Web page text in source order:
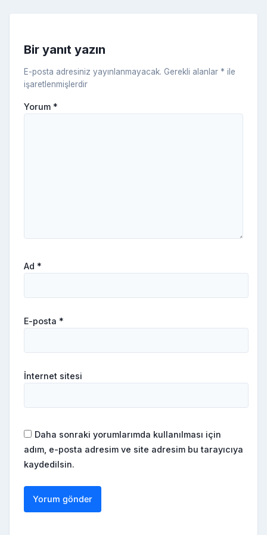
ki
Bir yanıt yazın
E-posta adresiniz yayınlanmayacak. Gerekli alanlar * ile
işaretlenmişlerdir
Yorum *
Ad *
E-posta *
İnternet sitesi
Daha sonraki yorumlarımda kullanılması için
adım, e-posta adresim ve site adresim bu tarayıcıya
kaydedilsin.